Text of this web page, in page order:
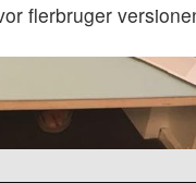
flerbruger